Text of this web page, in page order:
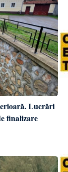
Lucrări
finalizare